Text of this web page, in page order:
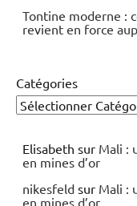
Tontine moderne :
revient en force
Catégories
Elisabeth sur Mali :
en mines d’or
nikesfeld sur Mali :
en mines d’or